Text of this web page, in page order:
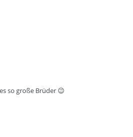
so große Brüder 😉